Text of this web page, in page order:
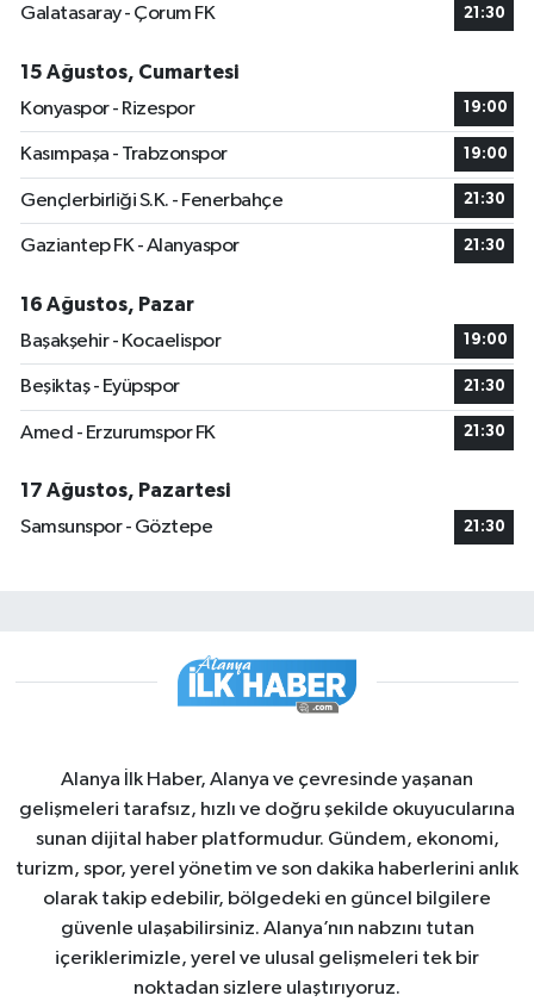
Galatasaray - Çorum FK
21:30
15 Ağustos, Cumartesi
Konyaspor - Rizespor
19:00
Kasımpaşa - Trabzonspor 19:00
Gençlerbirliği S.K. - Fenerbahçe 21:30
Gaziantep FK - Alanyaspor 21:30
16 Ağustos, Pazar
Başakşehir - Kocaelispor
19:00
Beşiktaş - Eyüpspor 21:30
Amed - Erzurumspor FK 21:30
17 Ağustos, Pazartesi
Samsunspor - Göztepe
21:30
Alanya İlk Haber, Alanya ve çevresinde yaşanan
gelişmeleri tarafsız, hızlı ve doğru şekilde okuyucularına
sunan dijital haber platformudur. Gündem, ekonomi,
turizm, spor, yerel yönetim ve son dakika haberlerini anlık
olarak takip edebilir, bölgedeki en güncel bilgilere
güvenle ulaşabilirsiniz. Alanya’nın nabzını tutan
içeriklerimizle, yerel ve ulusal gelişmeleri tek bir
noktadan sizlere ulaştırıyoruz.